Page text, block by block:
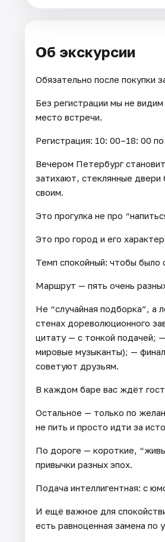
Об экскурсии
Обязательно после покупки
Без регистрации мы не
место встречи.
Регистрация: 10: 00–18: 00
Вечером Петербург
затихают, стеклянные двери
своим.
Это прогулка не про
Это про город и его
Темп спокойный: чтобы
Маршрут — пять очень
Не “случайная подборка”, а
стенах дореволюционного
цитату — с тонкой подачей;
мировые музыканты); —
советуют друзьям.
В каждом баре вас ждёт
Остальное — только по
не пить и просто идти за
По дороге — короткие,
привычки разных эпох.
Подача интеллигентная: с
И ещё важное для
есть равноценная замена по